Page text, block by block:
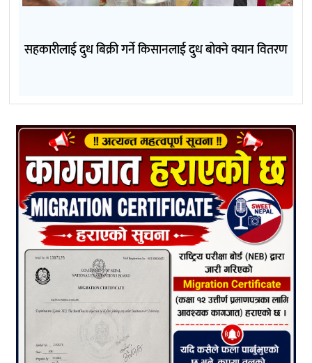
सहकारीलाई दुध बिक्री गर्ने किसानलाई दुध बोक्ने क्यान वितरण